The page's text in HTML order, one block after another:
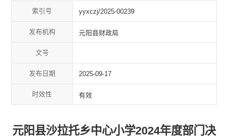
索引号 yyxczj/2025-00239
发布机构 元阳县财政局
文号
发布日期 2025-09-17
时效性 有效
元阳县沙拉托乡中心小学2024年度部门决